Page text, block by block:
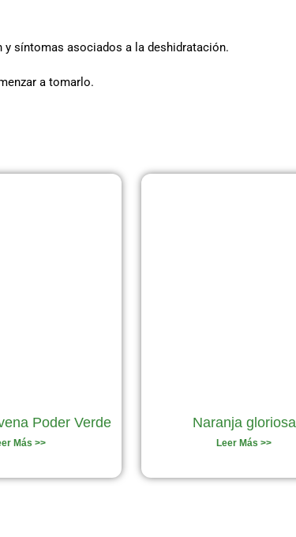
y síntomas asociados a la deshidratación.
a tomarlo.
Poder Verde
Más >>
Naranja gloriosa
Leer Más >>